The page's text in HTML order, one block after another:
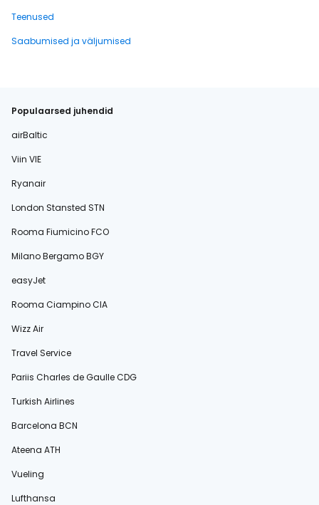
Teenused
Saabumised ja väljumised
Populaarsed juhendid
airBaltic
Viin VIE
Ryanair
London Stansted STN
Rooma Fiumicino FCO
Milano Bergamo BGY
easyJet
Rooma Ciampino CIA
Wizz Air
Travel Service
Pariis Charles de Gaulle CDG
Turkish Airlines
Barcelona BCN
Ateena ATH
Vueling
Lufthansa